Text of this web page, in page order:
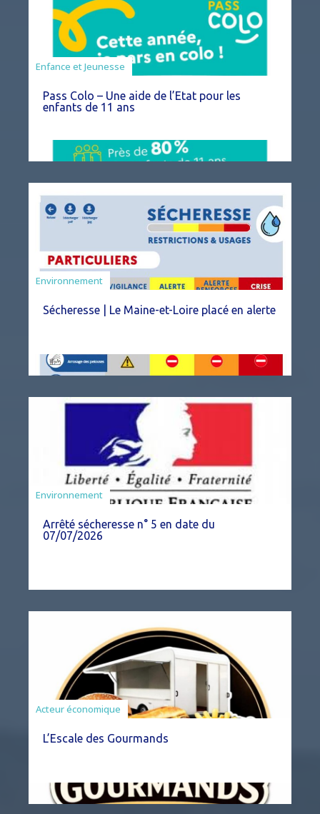
Animation
Enfance et Jeunesse
Pass Colo – Une aide de l’Etat pour les
enfants de 11 ans
Environnement
Sécheresse | Le Maine-et-Loire placé en alerte
Agriculture
Environnement
Arrêté sécheresse n° 5 en date du
07/07/2026
Acteur économique
L’Escale des Gourmands